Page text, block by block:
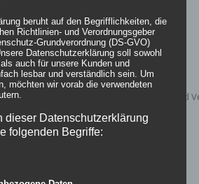
beruht auf den Begrifflichkeiten, die
Richtlinien- und Verordnungsgeber
Grundverordnung (DS-GVO)
Datenschutzerklärung soll sowohl
auch für unsere Kunden und
lesbar und verständlich sein. Um
möchten wir vorab die verwendeten
dieser Datenschutzerklärung
folgenden Begriffe: